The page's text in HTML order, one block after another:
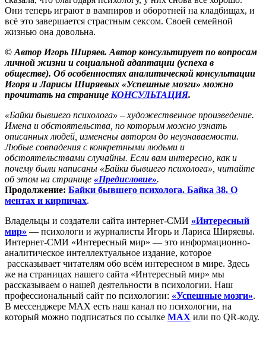
Они теперь играют в вампиров и оборотней на кладбищах, и
всё это завершается страстным сексом. Своей семейной
жизнью она довольна.
© Автор Игорь Ширяев. Автор консультирует по вопросам
личной жизни и социальной адаптации (успеха в
обществе). Об особенностях аналитической консультации
Игоря и Ларисы Ширяевых «Успешные мозги» можно
прочитать на странице КОНСУЛЬТАЦИЯ.
«Байки бывшего психолога» – художественное произведение.
Имена и обстоятельства, по которым можно узнать
описанных людей, изменены автором до неузнаваемости.
Любые совпадения с конкретными людьми и
обстоятельствами случайны. Если вам интересно, как и
почему были написаны «Байки бывшего психолога», читайте
об этом на странице «Предисловие».
Продолжение: Байки бывшего психолога. Байка 38. О
ментах и кирпичах.
Владельцы и создатели сайта интернет-СМИ «Интересный
мир» — психологи и журналисты Игорь и Лариса Ширяевы.
Интернет-СМИ «Интересный мир» — это информационно-
аналитическое интеллектуальное издание, которое
рассказывает читателям обо всём интересном в мире. Здесь
же на страницах нашего сайта «Интересный мир» мы
рассказываем о нашей деятельности в психологии. Наш
профессиональный сайт по психологии: «Успешные мозги».
В мессенджере MAX есть наш канал по психологии, на
который можно подписаться по ссылке MAX или по QR-коду.